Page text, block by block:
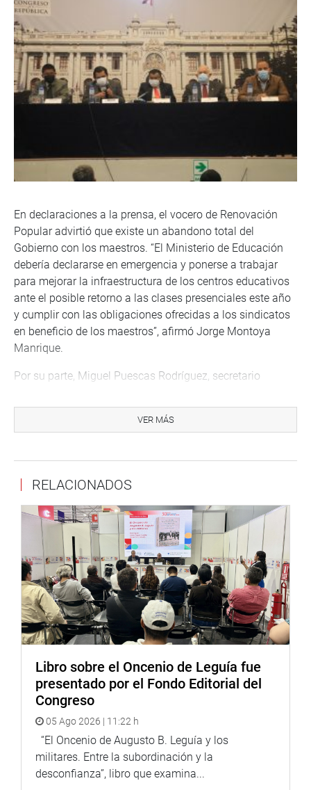
En declaraciones a la prensa, el vocero de Renovación
Popular advirtió que existe un abandono total del
Gobierno con los maestros. “El Ministerio de Educación
debería declararse en emergencia y ponerse a trabajar
para mejorar la infraestructura de los centros educativos
ante el posible retorno a las clases presenciales este año
y cumplir con las obligaciones ofrecidas a los sindicatos
en beneficio de los maestros”, afirmó Jorge Montoya
Manrique.
Por su parte, Miguel Puescas Rodríguez, secretario
hay ningún pronunciamiento ni respuesta sobre los
acuerdos adoptados en el 2017, que incluían mejoras
Castillo por mejorar las condiciones del magisterio. Nos
veremos en la necesidad de promover una huelga
nacional indefinida de maestros por las promesas
incumplidas”, apuntó.
Lima, 14 de octubre de 2021
Bancada Renovación Popular
VER MÁS
RELACIONADOS
Libro sobre el Oncenio de Leguía fue
presentado por el Fondo Editorial del
Congreso
05 Ago 2026 | 11:22 h
“El Oncenio de Augusto B. Leguía y los
militares. Entre la subordinación y la
desconfianza”, libro que examina...